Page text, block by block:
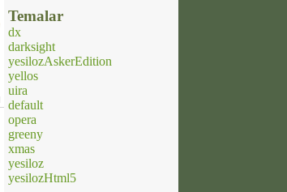
Temalar
dx
darksight
yesilozAskerEdition
yellos
uira
default
opera
greeny
xmas
yesiloz
yesilozHtml5